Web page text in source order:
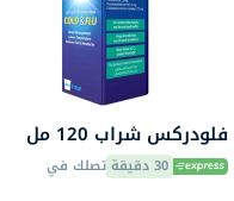
فلودركس شراب 120 مل
30 دقيقة تصلك في